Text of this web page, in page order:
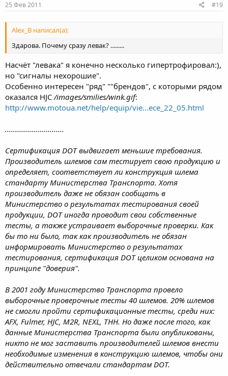
25 Фев 2011 #19
Alex_B написал(а):
Здарова. Почему сразу левак? .........
Насчёт "левака" я конечно несколько гипертрофировал:),
но "сигналы нехорошие".
Особенно интересен "ряд" ""брендов", с которыми рядом
оказался HJC /images/smilies/wink.gif:
http://www.motoua.net/help/equip/vie...ece_22_05.html
.............................
Сертификация DOT выдвигает меньшие требования.
Производитель шлемов сам тестирует свою продукцию и
определяет, соответствует ли конструкция шлема
стандарту Министерства Транспорта. Хотя
производитель даже не обязан сообщать в
Министерство о результатах тестирования своей
продукции, DOT иногда проводит свои собственные
тесты, а также устраивает выборочные проверки. Как
бы то ни было, так как производитель не обязан
информировать Министерство о результатах
тестирования, сертификация DOT целиком основана на
принципе "доверия".
В 2001 году Министерство Транспорта провело
выборочные проверочные тесты 40 шлемов. 20% шлемов
не смогли пройти сертификационные тесты, среди них:
AFX, Fulmer, HJC, M2R, NEXL, THH. Но даже после того, как
данные Министерства Транспорта были опубликованы,
никто не мог заставить производителей шлемов внести
необходимые изменения в конструкцию шлемов, чтобы они
действительно отвечали стандартам DOT.